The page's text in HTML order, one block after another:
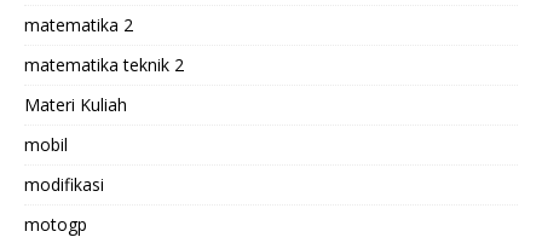
matematika 2
matematika teknik 2
Materi Kuliah
mobil
modifikasi
motogp